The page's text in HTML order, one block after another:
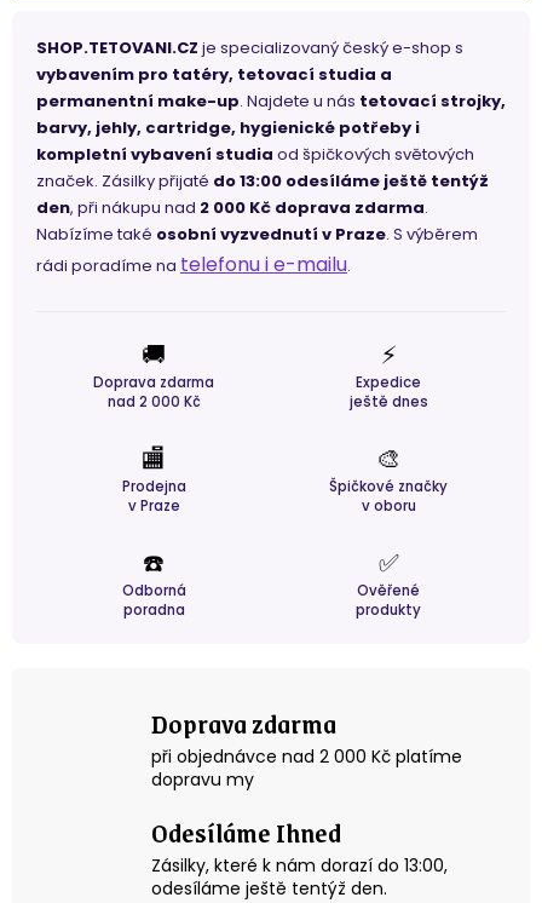
SHOP.TETOVANI.CZ je specializovaný český e-shop s
vybavením pro tatéry, tetovací studia a
permanentní make-up. Najdete u nás tetovací strojky,
barvy, jehly, cartridge, hygienické potřeby i
kompletní vybavení studia od špičkových světových
značek. Zásilky přijaté do 13:00 odesíláme ještě tentýž
den, při nákupu nad 2 000 Kč doprava zdarma.
Nabízíme také osobní vyzvednutí v Praze. S výběrem
rádi poradíme na telefonu i e-mailu.
🚚
Doprava zdarma
nad 2 000 Kč
⚡
Expedice
ještě dnes
🏬
Prodejna
v Praze
🎨
Špičkové značky
v oboru
☎️
Odborná
poradna
✅
Ověřené
produkty
Doprava zdarma
při objednávce nad 2 000 Kč platíme
dopravu my
Odesíláme Ihned
Zásilky, které k nám dorazí do 13:00,
odesíláme ještě tentýž den.